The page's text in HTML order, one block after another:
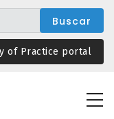
of Practice portal